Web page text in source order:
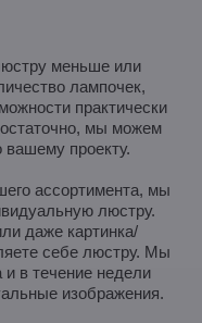
меньше или
лампочек,
практически
мы можем
вашему проекту.
ассортимента, мы
люстру.
даже картинка/
себе люстру. Мы
в течение недели
изображения.